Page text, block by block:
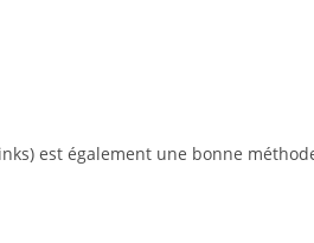
est également une bonne